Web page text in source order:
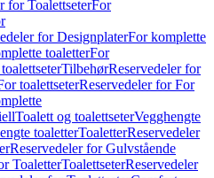
for ToalettseterFor
for DesignplaterFor komplette
toaletterFor
TilbehørReservedeler for
toalettseterReservedeler for For
Toalett og toalettseterVegghengte
toaletterToaletterReservedeler
Reservedeler for Gulvstående
ToaletterToalettseterReservedeler